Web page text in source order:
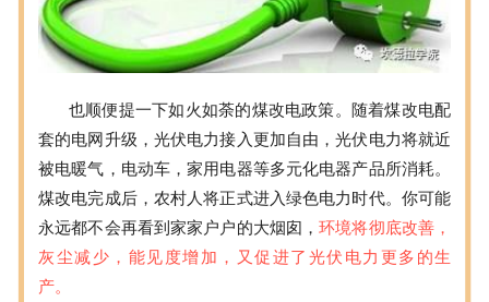
也顺便提一下如火如荼的煤改电政策。随着煤改电配
套的电网升级，光伏电力接入更加自由，光伏电力将就近
被电暖气，电动车，家用电器等多元化电器产品所消耗。
煤改电完成后，农村人将正式进入绿色电力时代。你可能
永远都不会再看到家家户户的大烟囱，环境将彻底改善，
灰尘减少，能见度增加，又促进了光伏电力更多的生
产。